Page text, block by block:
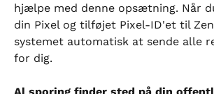
hjælpe med denne opsætning. Når
din Pixel og tilføjet Pixel-ID'et til
systemet automatisk at sende alle
for dig.